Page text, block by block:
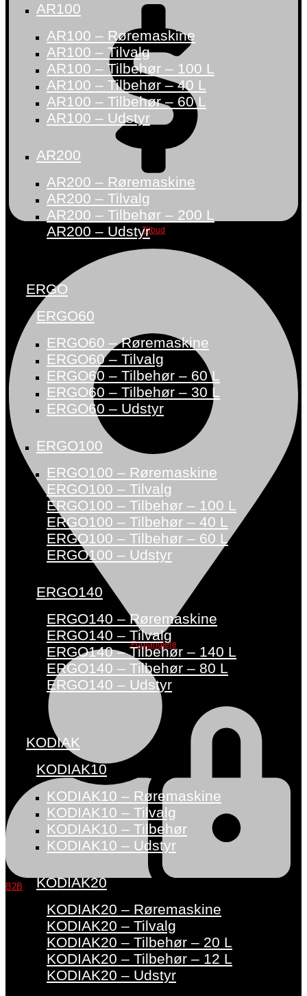
Tilbud
Forhandlere
B2B
AR100
AR100 – Røremaskine
AR100 – Tilvalg
AR100 – Tilbehør – 100 L
AR100 – Tilbehør – 40 L
AR100 – Tilbehør – 60 L
AR100 – Udstyr
AR200
AR200 – Røremaskine
AR200 – Tilvalg
AR200 – Tilbehør – 200 L
AR200 – Udstyr
ERGO
ERGO60
ERGO60 – Røremaskine
ERGO60 – Tilvalg
ERGO60 – Tilbehør – 60 L
ERGO60 – Tilbehør – 30 L
ERGO60 – Udstyr
ERGO100
ERGO100 – Røremaskine
ERGO100 – Tilvalg
ERGO100 – Tilbehør – 100 L
ERGO100 – Tilbehør – 40 L
ERGO100 – Tilbehør – 60 L
ERGO100 – Udstyr
ERGO140
ERGO140 – Røremaskine
ERGO140 – Tilvalg
ERGO140 – Tilbehør – 140 L
ERGO140 – Tilbehør – 80 L
ERGO140 – Udstyr
KODIAK
KODIAK10
KODIAK10 – Røremaskine
KODIAK10 – Tilvalg
KODIAK10 – Tilbehør
KODIAK10 – Udstyr
KODIAK20
KODIAK20 – Røremaskine
KODIAK20 – Tilvalg
KODIAK20 – Tilbehør – 20 L
KODIAK20 – Tilbehør – 12 L
KODIAK20 – Udstyr